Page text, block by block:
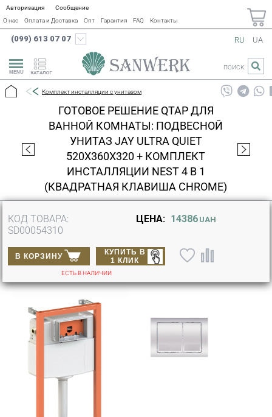
Авторизация
Сообщение
О нас
Оплата и Доставка Опт Гарантия FAQ Контакты
(099) 613 07 07
КАТАЛОГ
RU UA
ПОИСК
Комплект инсталляции с унитазом
ГОТОВОЕ РЕШЕНИЕ QTAP ДЛЯ
ВАННОЙ КОМНАТЫ: ПОДВЕСНОЙ
УНИТАЗ JAY ULTRA QUIET
520X360X320 + КОМПЛЕКТ
ИНСТАЛЛЯЦИИ NEST 4 В 1
(КВАДРАТНАЯ КЛАВИША CHROME)
КОД ТОВАРА:
SD00054310
ЦЕНА: 14386 UAH
В КОРЗИНУ
КУПИТЬ В
1 КЛИК
ЕСТЬ В НАЛИЧИИ